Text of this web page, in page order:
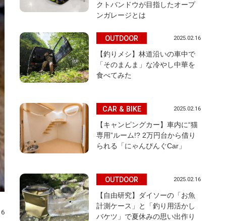
クトバンドウが目指したオープ
ンガレージとは
OUTDOOR 2025.02.16
【釣りメシ】林道沿いの車中で
「そのまんま」な冷やし中華を
食べてみた
CAR & BIKE 2025.02.16
【キャンピングカー】車内に“猫
専用”ルーム!? 2万円台から借り
られる「にゃんぴんぐCar」
OUTDOOR 2025.02.16
【自由研究】ダイソーの「お魚
計測ケース」と「釣り用活かし
バケツ」で夏休みの思い出作り